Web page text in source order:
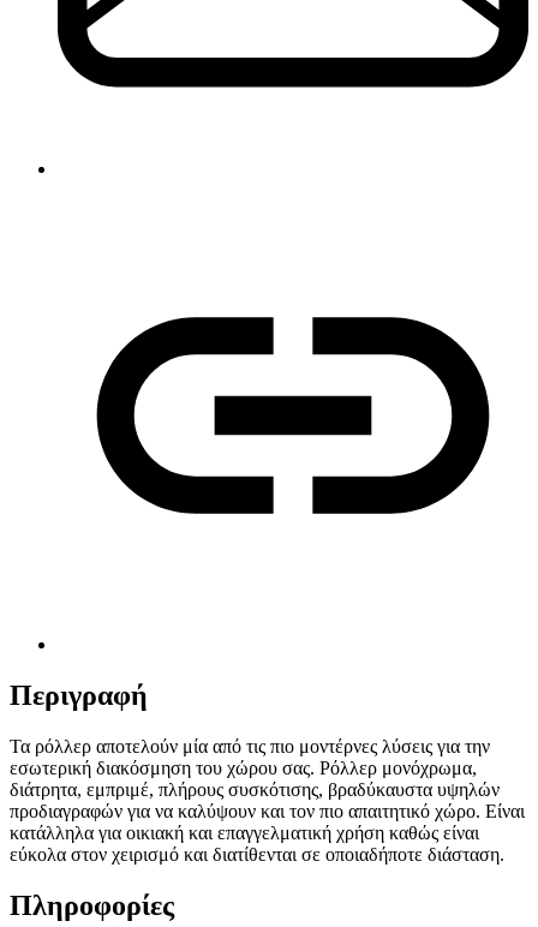
Περιγραφή
Τα ρόλλερ αποτελούν μία από τις πιο μοντέρνες λύσεις για την
εσωτερική διακόσμηση του χώρου σας. Ρόλλερ μονόχρωμα,
διάτρητα, εμπριμέ, πλήρους συσκότισης, βραδύκαυστα υψηλών
προδιαγραφών για να καλύψουν και τον πιο απαιτητικό χώρο. Είναι
κατάλληλα για οικιακή και επαγγελματική χρήση καθώς είναι
εύκολα στον χειρισμό και διατίθενται σε οποιαδήποτε διάσταση.
Πληροφορίες